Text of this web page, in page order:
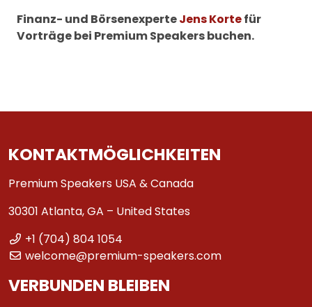
Finanz- und BörsenexperteJens Kortefür
Vorträge bei Premium Speakers buchen.
KONTAKTMÖGLICHKEITEN
Premium Speakers USA & Canada
30301 Atlanta, GA – United States
+1 (704) 804 1054
welcome@premium-speakers.com
VERBUNDEN BLEIBEN